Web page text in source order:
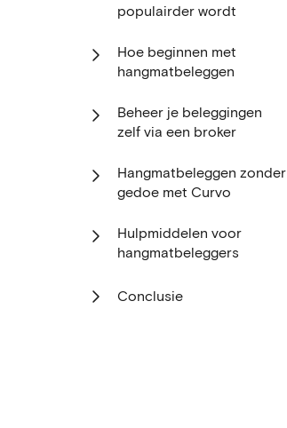
populairder wordt
Hoe beginnen met
hangmatbeleggen
Beheer je beleggingen
zelf via een broker
Hangmatbeleggen zonder
gedoe met Curvo
Hulpmiddelen voor
hangmatbeleggers
Conclusie